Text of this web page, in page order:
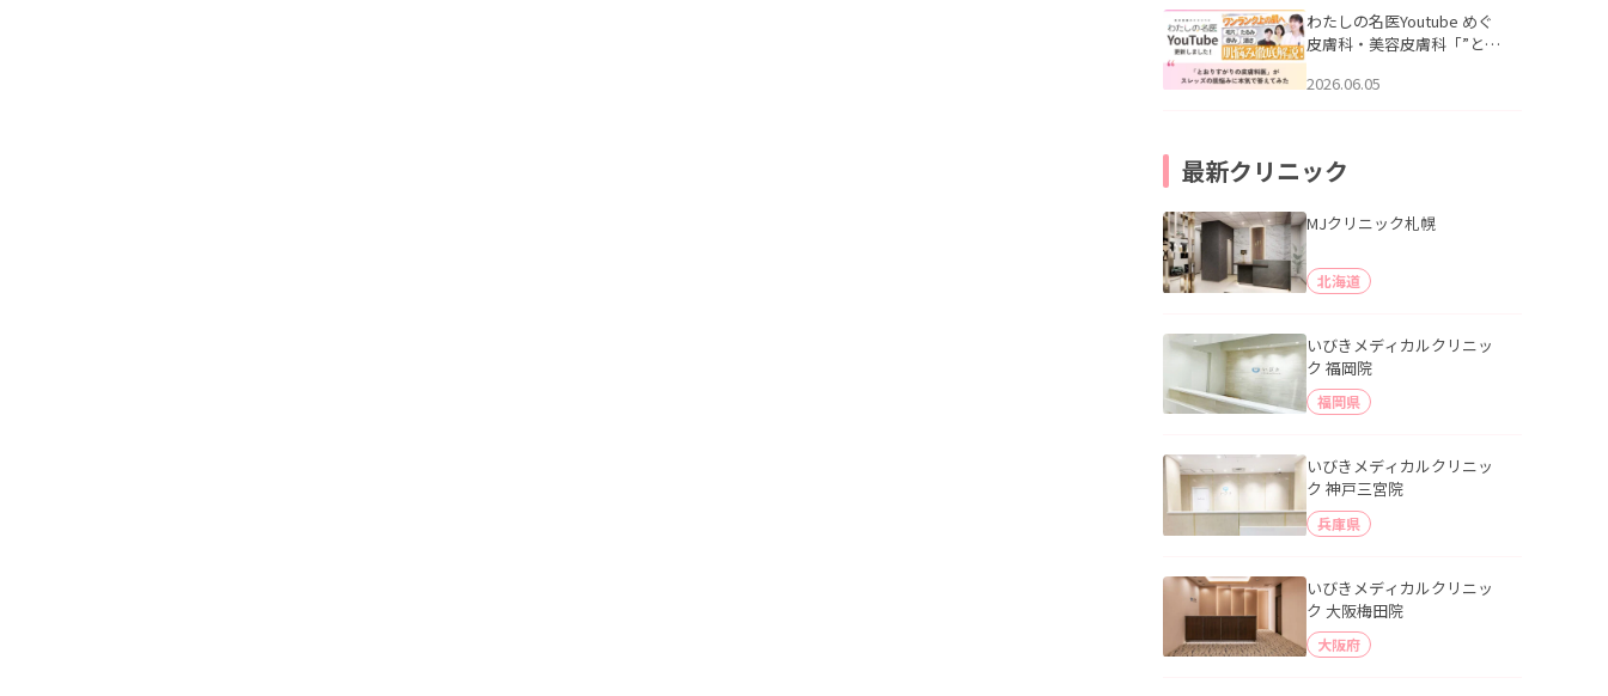
公開いたしました。
わたしの名医Youtube めぐ
皮膚科・美容皮膚科「”とお
ッズの肌悩みに本気で答え
2026.06.05
最新クリニック
MJクリニック札幌
北海道
いびきメディカルクリニッ
ク 福岡院
福岡県
いびきメディカルクリニッ
ク 神戸三宮院
兵庫県
いびきメディカルクリニッ
ク 大阪梅田院
大阪府